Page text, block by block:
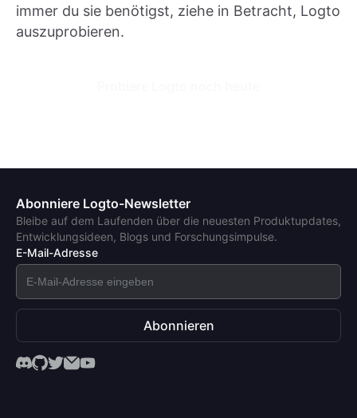
immer du sie benötigst, ziehe in Betracht, Logto
auszuprobieren.
Abonniere Logto-Newsletter
Bleibe auf dem Laufenden über die neuesten Produktupdates,
Entwicklungsideen, Blogs und Forschungsimpulse.
E-Mail-Adresse
Abonnieren